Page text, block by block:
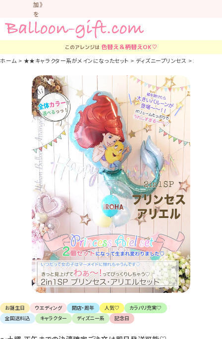
加》
を
お
す
す
し
い
ま
す。
車
中
ど
か
な
よ
う
気
を
つ
け
て
楽
し
ん
で
く
さ
い。
このアレンジは 色替え＆柄替えOK♡
ホーム ★★キャラクター系がメインになったセット ディズニープリンセス 2個セット
お誕生日 ウエディング 開店・周年 人気♡
カラバリ充実♡
全国送料込
キャラクター ディズニー系 記念日